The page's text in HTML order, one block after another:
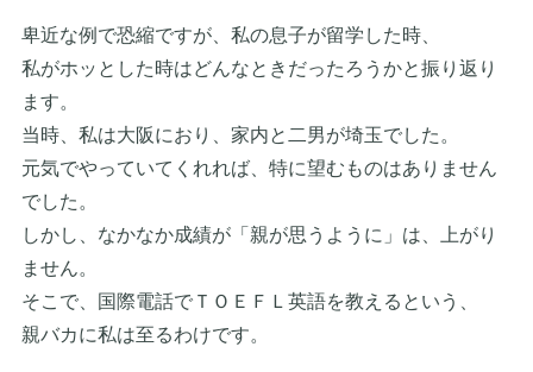
卑近な例で恐縮ですが、私の息子が留学した時、
私がホッとした時はどんなときだったろうかと振り返り
ます。
当時、私は大阪におり、家内と二男が埼玉でした。
元気でやっていてくれれば、特に望むものはありません
でした。
しかし、なかなか成績が「親が思うように」は、上がり
ません。
そこで、国際電話でＴＯＥＦＬ英語を教えるという、
親バカに私は至るわけです。